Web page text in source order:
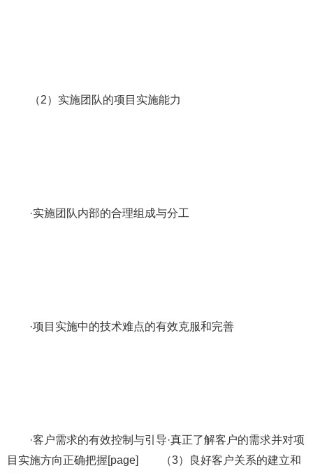
（2）实施团队的项目实施能力
·实施团队内部的合理组成与分工
·项目实施中的技术难点的有效克服和完善
·客户需求的有效控制与引导·真正了解客户的需求并对项
目实施方向正确把握[page] （3）良好客户关系的建立和